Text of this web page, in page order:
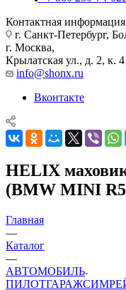
Контактная информация
г. Санкт-Петербург,
г. Москва,
Крылатская ул., д. 2, к.
info@shonx.ru
Вконтакте
HELIX
(BMW MINI
Главная
—
Каталог
—
АВТОМОБИЛЬ
ПИЛОТГАРАЖ